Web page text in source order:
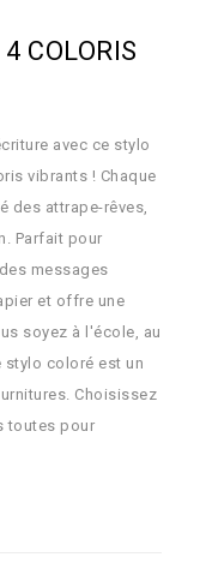
COLORIS
avec ce stylo
vibrants ! Chaque
des attrape-rêves,
Parfait pour
messages
et offre une
soyez à l'école, au
stylo coloré est un
Choisissez
toutes pour